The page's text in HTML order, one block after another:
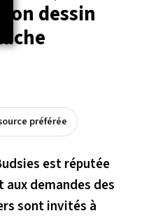
dessin
préférée
est réputée
demandes des
sont invités à